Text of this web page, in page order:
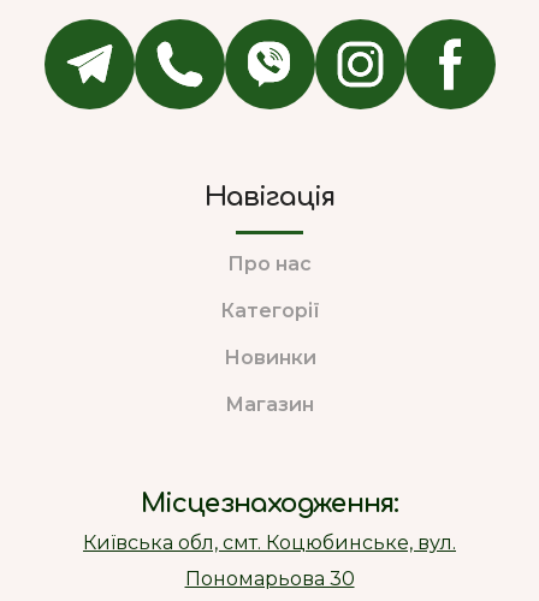
Навігація
Про нас
Категорії
Новинки
Магазин
Місцезнаходження:
Київська обл, смт. Коцюбинське, вул.
Пономарьова 30